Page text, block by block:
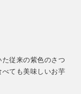
従来の紫色のさつ
べても美味しいお芋